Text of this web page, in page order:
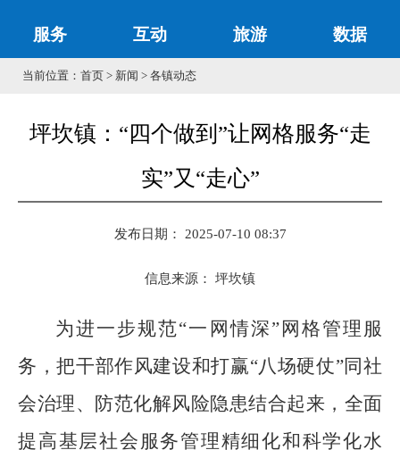
服务 互动 旅游 数据
当前位置： 首页 > 新闻 > 各镇动态
坪坎镇：“四个做到”让网格服务“走
实”又“走心”
发布日期： 2025-07-10 08:37
信息来源： 坪坎镇
为进一步规范“一网情深”网格管理服
务，把干部作风建设和打赢“八场硬仗”同社
会治理、防范化解风险隐患结合起来，全面
提高基层社会服务管理精细化和科学化水